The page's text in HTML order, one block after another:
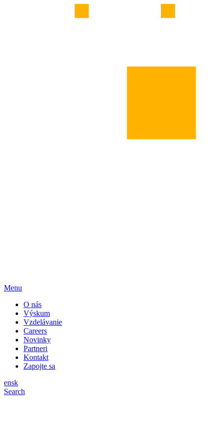
Menu
O nás
Výskum
Vzdelávanie
Careers
Novinky
Partneri
Kontakt
Zapojte sa
ensk
Search